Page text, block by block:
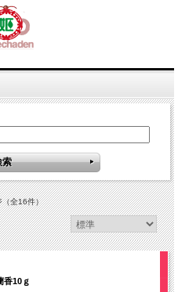
（全16件）
香10ｇ